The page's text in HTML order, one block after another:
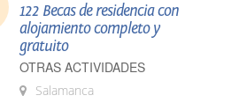
122 Becas de residencia con
alojamiento completo y
gratuito
OTRAS ACTIVIDADES
Salamanca